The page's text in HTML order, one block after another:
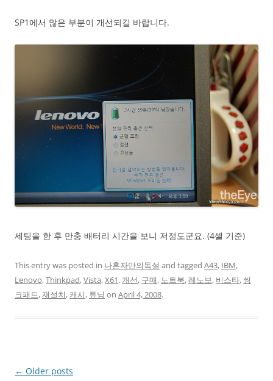
SP1에서 많은 부분이 개선되길 바랍니다.
세팅을 한 후 만충 배터리 시간을 보니 저정도군요. (4셀 기준)
This entry was posted in 나혼자만의독설 and tagged A43, IBM,
Lenovo,Thinkpad,Vista,X61,개선, 구매, 노트북,레노보, 비스타, 씽
크패드,재설치, 캐시, 튜닝 on April 4, 2008.
Post
← Older posts